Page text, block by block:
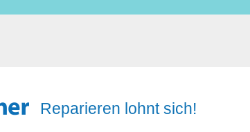
Reparieren lohnt sich!